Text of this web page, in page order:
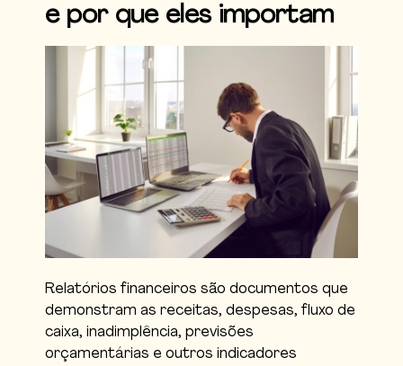
e por que eles importam
Relatórios financeiros são documentos que
demonstram as receitas, despesas, fluxo de
caixa, inadimplência, previsões
orçamentárias e outros indicadores